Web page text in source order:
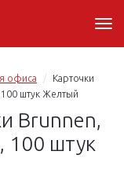
офиса
Карточки
штук Желтый
Brunnen,
100 штук